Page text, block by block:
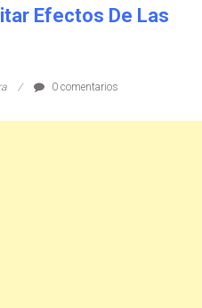
Efectos De Las
0 comentarios